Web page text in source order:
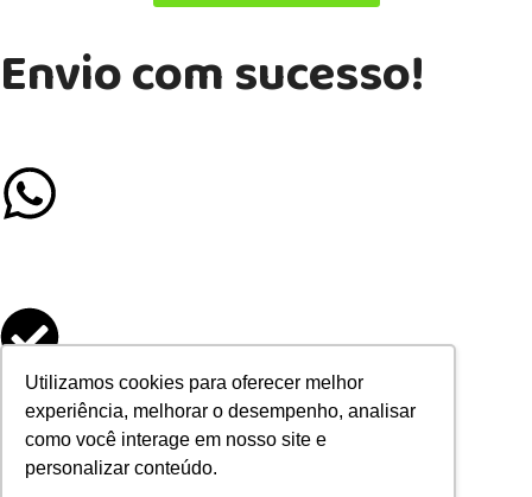
Utilizamos cookies para oferecer melhor
experiência, melhorar o desempenho, analisar
como você interage em nosso site e
personalizar conteúdo.
Envio com sucesso!
Formulário enviado
com sucesso